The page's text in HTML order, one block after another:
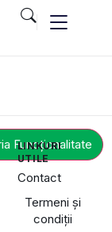
Funcționalitate
LINKURI
UTILE
Contact
Termeni și
condiții